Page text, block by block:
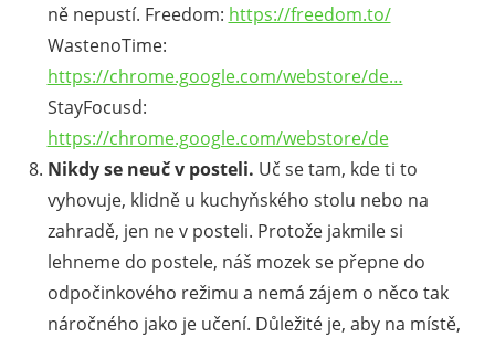
ně nepustí. Freedom: https://freedom.to/
WastenoTime:
https://chrome.google.com/webstore/de…
StayFocusd:
https://chrome.google.com/webstore/de
Nikdy se neuč v posteli. Uč se tam, kde ti to
vyhovuje, klidně u kuchyňského stolu nebo na
zahradě, jen ne v posteli. Protože jakmile si
lehneme do postele, náš mozek se přepne do
odpočinkového režimu a nemá zájem o něco tak
náročného jako je učení. Důležité je, aby na místě,